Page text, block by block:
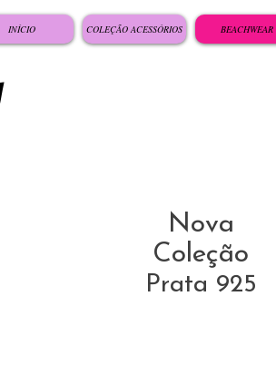
INÍCIO COLEÇÃO ACESSÓRIOS BEACHWEAR
Nova
Coleção
Prata 925